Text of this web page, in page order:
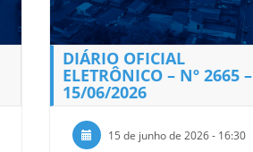
DIÁRIO OFICIAL
ELETRÔNICO – Nº 2665 –
15/06/2026
15 de junho de 2026 - 16:30